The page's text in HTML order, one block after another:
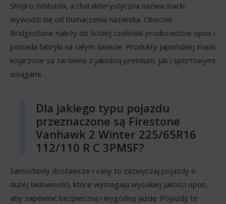
Shojiro Ishibashi, a charakterystyczna nazwa marki
wywodzi się od tłumaczenia nazwiska. Obecnie
Bridgestone należy do ścisłej czołówki producentów opon i
posiada fabryki na całym świecie. Produkty japońskiej marki
kojarzone są zarówno z jakością premium, jak i sportowymi
osiągami.
Dla jakiego typu pojazdu
przeznaczone są Firestone
Vanhawk 2 Winter 225/65R16
112/110 R C 3PMSF?
Samochody dostawcze i vany to zazwyczaj pojazdy o
dużej ładowności, które wymagają wysokiej jakości opon,
aby zapewnić bezpieczną i wygodną jazdę. Pojazdy te